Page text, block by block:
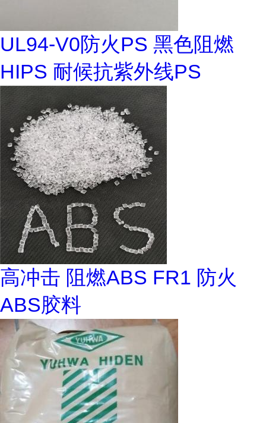
UL94-V0防火PS 黑色阻燃
HIPS 耐候抗紫外线PS
高冲击 阻燃ABS FR1 防火
ABS胶料